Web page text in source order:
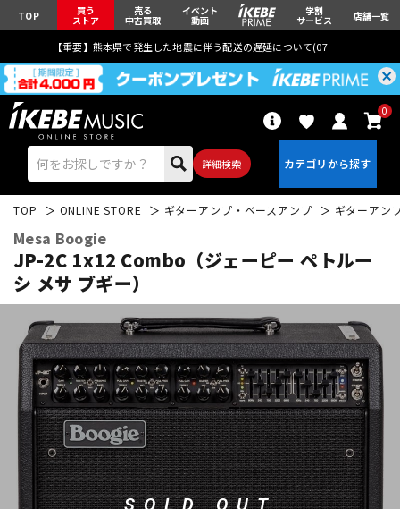
TOP 買う
ストア
売る
中古買取
イベント
動画
学割
サービス 店舗一覧
【重要】熊本県で発生した地震に伴う配送の遅延について(07月29日
詳細検索
0
アコギ/エレアコ
ベース ウクレレ
ドラム パーカッション
キーボード 電子ピアノ
TOP ONLINE STORE ギターアンプ・ベースアンプ ギターアン
Mesa Boogie
JP-2C 1x12 Combo（ジェーピー ペトルー
シ メサ ブギー）
SOLD OUT